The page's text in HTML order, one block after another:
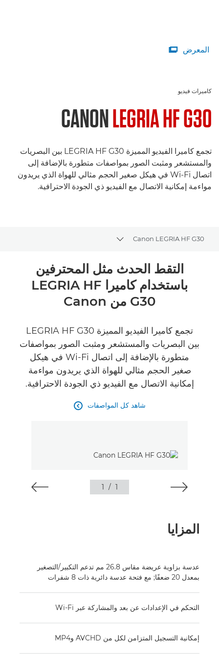
المعرض 
كاميرات فيديو
CANONLEGRIA HF G30
تجمع كاميرا الفيديو المميزة LEGRIA HF G30 بين البصريات
والمستشعر ومثبت الصور بمواصفات متطورة بالإضافة إلى
اتصال Wi-Fi في هيكل صغير الحجم مثالي للهواة الذي يريدون
مواءمة إمكانية الاتصال مع الفيديو ذي الجودة الاحترافية.
Canon LEGRIA HF G30
Toggle breadcrumbs
نظرة عامة
المواصفات
التقط الحدث مثل المحترفين
باستخدام كاميرا LEGRIA HF
G30 من Canon
تجمع كاميرا الفيديو المميزة LEGRIA HF G30
بين البصريات والمستشعر ومثبت الصور بمواصفات
متطورة بالإضافة إلى اتصال Wi-Fi في هيكل
صغير الحجم مثالي للهواة الذي يريدون مواءمة
إمكانية الاتصال مع الفيديو ذي الجودة الاحترافية.
شاهد كل المواصفات 
1
/
1
المزايا
عدسة بزاوية عريضة مقاس 26.8 مم تدعم التكبير/التصغير
بمعدل 20 ضعفًا; مع فتحة عدسة دائرية ذات 8 شفرات
التحكم في الإعدادات عن بعد والمشاركة عبر Wi-Fi
إمكانية التسجيل المتزامن لكل من AVCHD وMP4